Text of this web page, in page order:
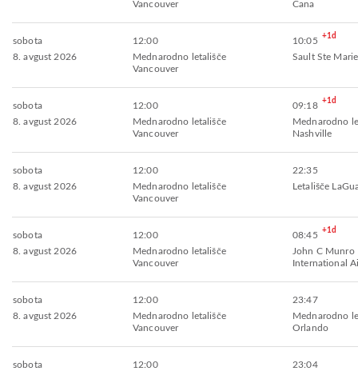
Vancouver
Cana
sobota
8. avgust 2026
12:00
Mednarodno letališče
Vancouver
10:05 +1d
Sault Ste
sobota
8. avgust 2026
12:00
Mednarodno letališče
Vancouver
09:18 +1d
Mednarodno
Nashville
sobota
8. avgust 2026
12:00
Mednarodno letališče
Vancouver
22:35
Letališče
sobota
8. avgust 2026
12:00
Mednarodno letališče
Vancouver
08:45 +1d
John C Munro
International
sobota
8. avgust 2026
12:00
Mednarodno letališče
Vancouver
23:47
Mednarodno
Orlando
sobota
12:00
23:04